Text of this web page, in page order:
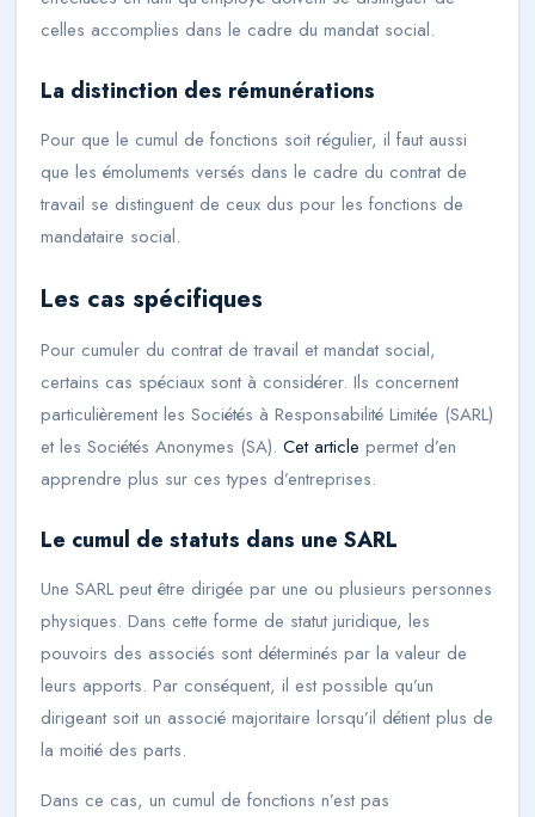
celles accomplies dans le cadre du mandat social.
La distinction des rémunérations
Pour que le cumul de fonctions soit régulier, il faut aussi
que les émoluments versés dans le cadre du contrat de
travail se distinguent de ceux dus pour les fonctions de
mandataire social.
Les cas spécifiques
Pour cumuler du contrat de travail et mandat social,
certains cas spéciaux sont à considérer. Ils concernent
particulièrement les Sociétés à Responsabilité Limitée (SARL)
et les Sociétés Anonymes (SA). Cet article permet d’en
apprendre plus sur ces types d’entreprises.
Le cumul de statuts dans une SARL
Une SARL peut être dirigée par une ou plusieurs personnes
physiques. Dans cette forme de statut juridique, les
pouvoirs des associés sont déterminés par la valeur de
leurs apports. Par conséquent, il est possible qu’un
dirigeant soit un associé majoritaire lorsqu’il détient plus de
la moitié des parts.
Dans ce cas, un cumul de fonctions n’est pas